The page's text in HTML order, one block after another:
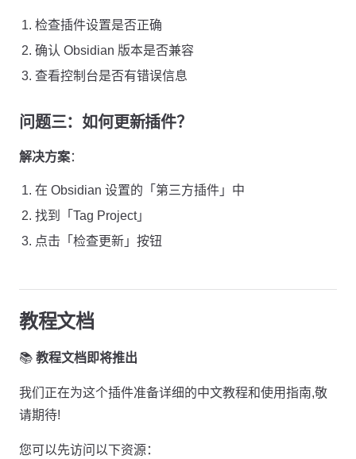
检查插件设置是否正确
确认 Obsidian 版本是否兼容
查看控制台是否有错误信息
问题三：如何更新插件？
解决方案：
在 Obsidian 设置的「第三方插件」中
找到「Tag Project」
点击「检查更新」按钮
教程文档
📚 教程文档即将推出
我们正在为这个插件准备详细的中文教程和使用指南,敬
请期待!
您可以先访问以下资源：